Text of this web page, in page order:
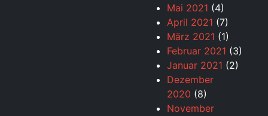
Mai 2021 (4)
April 2021 (7)
März 2021 (1)
Februar 2021 (3)
Januar 2021 (2)
Dezember
2020 (8)
November